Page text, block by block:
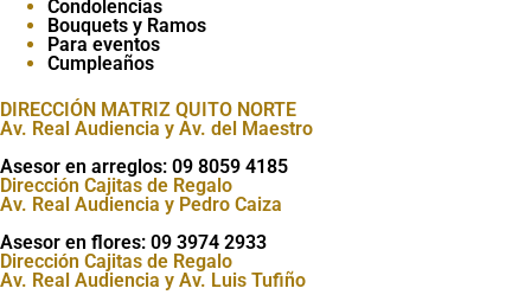
Condolencias
Bouquets y Ramos
Para eventos
Cumpleaños
DIRECCIÓN MATRIZ QUITO NORTE
Av. Real Audiencia y Av. del Maestro
Asesor en arreglos: 09 8059 4185
Dirección Cajitas de Regalo
Av. Real Audiencia y Pedro Caiza
Asesor en flores: 09 3974 2933
Dirección Cajitas de Regalo
Av. Real Audiencia y Av. Luis Tufiño